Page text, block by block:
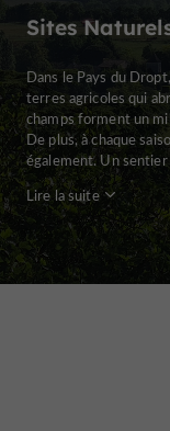
Sites
Dans le Pays du
terres agricoles qui
champs forment un
De plus, à chaque
également. Un
Lire la suite